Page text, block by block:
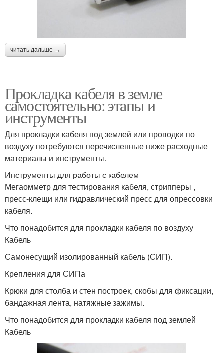
читать дальше →
Прокладка кабеля в земле
самостоятельно: этапы и
инструменты
Для прокладки кабеля под землей или проводки по
воздуху потребуются перечисленные ниже расходные
материалы и инструменты.
Инструменты для работы с кабелем
Мегаомметр для тестирования кабеля, стрипперы ,
пресс-клещи или гидравлический пресс для опрессовки
кабеля.
Что понадобится для прокладки кабеля по воздуху
Кабель
Самонесущий изолированный кабель (СИП).
Крепления для СИПа
Крюки для столба и стен построек, скобы для фиксации,
бандажная лента, натяжные зажимы.
Что понадобится для прокладки кабеля под землей
Кабель